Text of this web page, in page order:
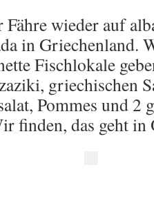
wieder auf
in Griechenland.
Fischlokale
griechischen
Pommes und 2
finden, das geht in